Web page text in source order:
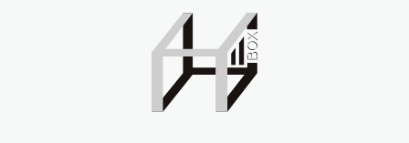
發布完上一篇 文章娃頭比例怎麼選後，小編…